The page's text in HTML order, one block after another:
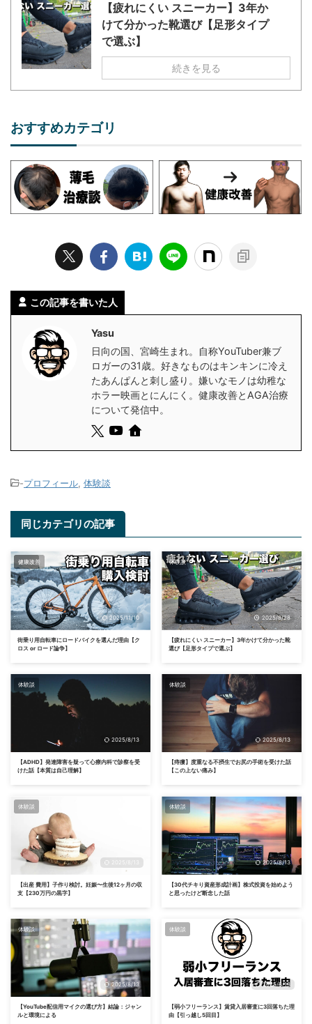
【疲れにくい スニーカー】3年か
けて分かった靴選び【足形タイプ
で選ぶ】
続きを見る
おすすめカテゴリ
この記事を書いた人
Yasu
日向の国、宮崎生まれ。自称YouTuber兼ブ
ロガーの31歳。好きなものはキンキンに冷え
たあんぱんと刺し盛り。嫌いなモノは幼稚な
ホラー映画とにんにく。健康改善とAGA治療
について発信中。
-プロフィール, 体験談
同じカテゴリの記事
体験談
健康改善
2025/11/10
街乗り用自転車にロードバイクを選んだ理由【ク
ロス or ロード論争】
体験談
2025/8/28
【疲れにくい スニーカー】3年かけて分かった靴
選び【足形タイプで選ぶ】
体験談
2025/8/13
【ADHD】発達障害を疑って心療内科で診察を受
けた話【本質は自己理解】
体験談
2025/8/13
【痔瘻】度重なる不摂生でお尻の手術を受けた話
【この上ない痛み】
体験談
【出産 費用】子作り検討。妊娠〜生後12ヶ月の収
支【230万円の黒字】
体験談
2025/8/13
【30代チキり資産形成計画】株式投資を始めよう
と思ったけど断念した話
体験談
2025/8/13
【YouTube配信用マイクの選び方】結論：ジャン
ルと環境による
体験談
2025/8/13
【弱小フリーランス】賃貸入居審査に3回落ちた理
由【引っ越し5回目】